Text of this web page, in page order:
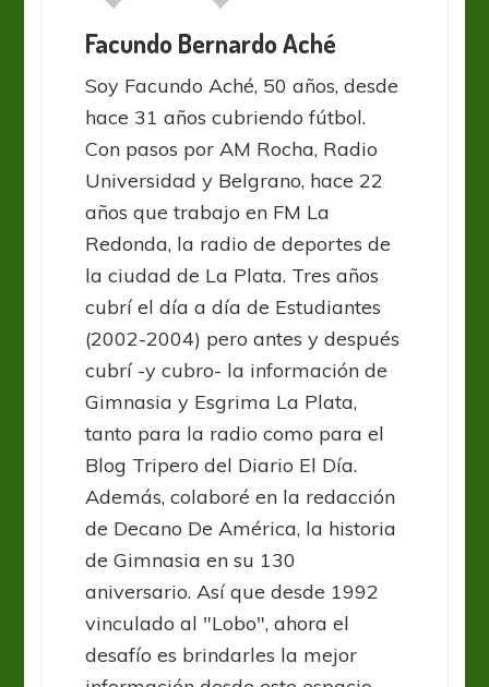
Facundo Bernardo Aché
Soy Facundo Aché, 50 años, desde
hace 31 años cubriendo fútbol.
Con pasos por AM Rocha, Radio
Universidad y Belgrano, hace 22
años que trabajo en FM La
Redonda, la radio de deportes de
la ciudad de La Plata. Tres años
cubrí el día a día de Estudiantes
(2002-2004) pero antes y después
cubrí -y cubro- la información de
Gimnasia y Esgrima La Plata,
tanto para la radio como para el
Blog Tripero del Diario El Día.
Además, colaboré en la redacción
de Decano De América, la historia
de Gimnasia en su 130
aniversario. Así que desde 1992
vinculado al "Lobo", ahora el
desafío es brindarles la mejor